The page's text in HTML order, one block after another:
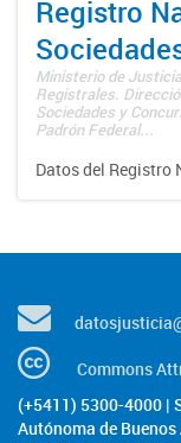
Registro
Ministerio de
Registrales.
Sociedades y
Padrón Federal...
Datos del Registro
Commons
(+5411) 5300-4000 |
Autónoma de